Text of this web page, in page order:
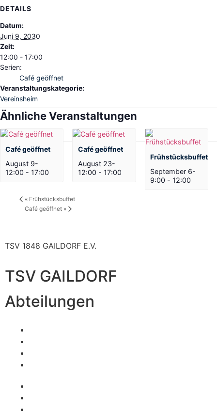
DETAILS
Datum:
Juni 9, 2030
Zeit:
12:00 - 17:00
Serien:
Café geöffnet
Veranstaltungskategorie:
Vereinsheim
Ähnliche Veranstaltungen
Café geöffnet
August 9-
12:00 - 17:00
Café geöffnet
August 23-
12:00 - 17:00
Frühstücksbuffet
September 6-
9:00 - 12:00
« Frühstücksbuffet
Café geöffnet »
TSV 1848 GAILDORF E.V.
TSV GAILDORF
Abteilungen